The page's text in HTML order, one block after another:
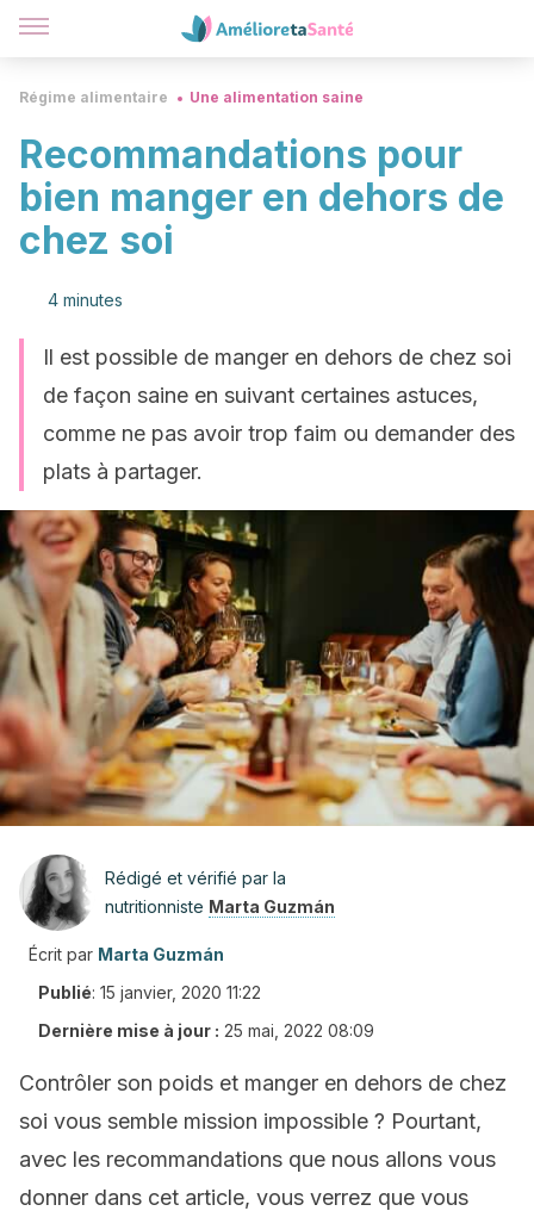
Régime alimentaire Une alimentation saine
Recommandations pour
bien manger en dehors de
chez soi
4 minutes
Il est possible de manger en dehors de chez soi
de façon saine en suivant certaines astuces,
comme ne pas avoir trop faim ou demander des
plats à partager.
Rédigé et vérifié par la
nutritionniste Marta Guzmán
Écrit par Marta Guzmán
Publié: 15 janvier, 2020 11:22
Dernière mise à jour : 25 mai, 2022 08:09
Contrôler son poids et manger en dehors de chez
soi vous semble mission impossible ? Pourtant,
avec les recommandations que nous allons vous
donner dans cet article, vous verrez que vous